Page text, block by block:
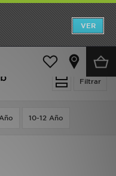
VER
(8-15 años)
Filtrar
10-12 Año